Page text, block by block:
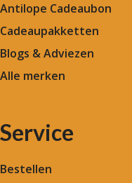
Antilope Cadeaubon
Cadeaupakketten
Blogs & Adviezen
Alle merken
Service
Bestellen